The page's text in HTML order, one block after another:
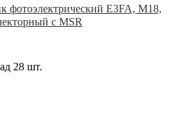
фотоэлектрический E3FA, M18,
с MSR
28 шт.